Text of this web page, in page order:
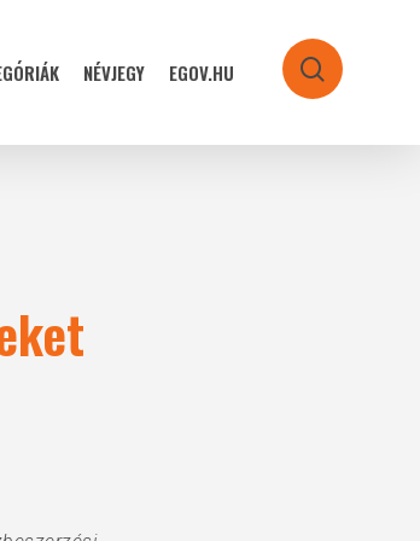
NÉVJEGY EGOV.HU search